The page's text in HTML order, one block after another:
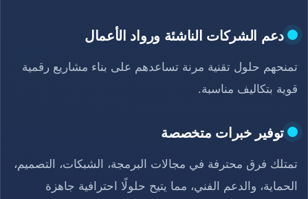
دعم الشركات الناشئة ورواد الأعمال
تمنحهم حلول تقنية مرنة تساعدهم على بناء مشاريع رقمية
قوية بتكاليف مناسبة.
توفير خبرات متخصصة
تمتلك فرق محترفة في مجالات البرمجة، الشبكات، التصميم،
الحماية، والدعم الفني، مما يتيح حلولًا احترافية جاهزة